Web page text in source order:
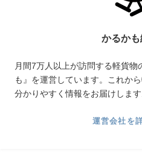
かるか
月間7万人以上が訪問する軽貨
も』を運営しています。これか
分かりやすく情報をお届けします
運営会社を